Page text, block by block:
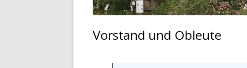
Vorstand und Obleute